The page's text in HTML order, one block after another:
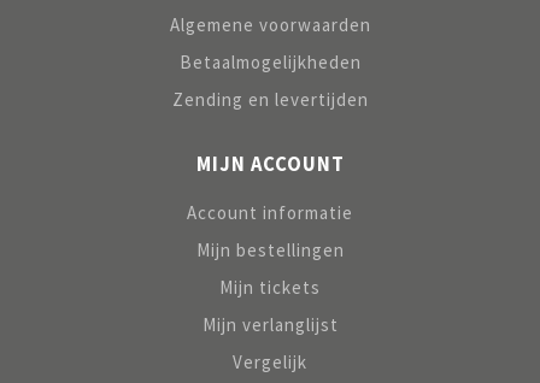
Algemene voorwaarden
Betaalmogelijkheden
Zending en levertijden
MIJN ACCOUNT
Account informatie
Mijn bestellingen
Mijn tickets
Mijn verlanglijst
Vergelijk